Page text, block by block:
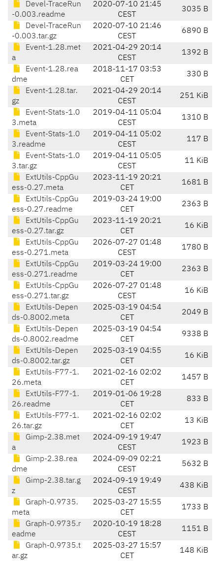
Devel-TraceRun
-0.003.readme
2020-07-10 21:45
CEST
3035 B
Devel-TraceRun
-0.003.tar.gz
2020-07-10 21:46
CEST
6890 B
Event-1.28.met
a
2021-04-29 20:14
CEST
1392 B
Event-1.28.rea
dme
2018-11-17 03:53
CET
330 B
Event-1.28.tar.
gz
2021-04-29 20:14
CEST
251 KiB
Event-Stats-1.0
3.meta
2019-04-11 05:04
CEST
1310 B
Event-Stats-1.0
3.readme
2019-04-11 05:02
CEST
117 B
Event-Stats-1.0
3.tar.gz
2019-04-11 05:05
CEST
11 KiB
ExtUtils-CppGu
ess-0.27.meta
2023-11-19 20:21
CET
1681 B
ExtUtils-CppGu
ess-0.27.readme
2019-03-24 19:00
CET
2363 B
ExtUtils-CppGu
ess-0.27.tar.gz
2023-11-19 20:21
CET
16 KiB
ExtUtils-CppGu
ess-0.271.meta
2026-07-27 01:48
CEST
1780 B
ExtUtils-CppGu
ess-0.271.readme
2019-03-24 19:00
CET
2363 B
ExtUtils-CppGu
ess-0.271.tar.gz
2026-07-27 01:48
CEST
16 KiB
ExtUtils-Depen
ds-0.8002.meta
2025-03-19 04:54
CET
2049 B
ExtUtils-Depen
ds-0.8002.readme
2025-03-19 04:54
CET
9338 B
ExtUtils-Depen
ds-0.8002.tar.gz
2025-03-19 04:55
CET
16 KiB
ExtUtils-F77-1.
26.meta
2021-02-16 02:02
CET
1457 B
ExtUtils-F77-1.
26.readme
2019-01-06 19:28
CET
833 B
ExtUtils-F77-1.
26.tar.gz
2021-02-16 02:02
CET
13 KiB
Gimp-2.38.met
a
2024-09-19 19:47
CEST
1923 B
Gimp-2.38.rea
dme
2024-09-09 02:21
CEST
5632 B
Gimp-2.38.tar.g
z
2024-09-19 19:49
CEST
438 KiB
Graph-0.9735.
meta
2025-03-27 15:55
CET
1733 B
Graph-0.9735.r
eadme
2020-10-19 18:28
CEST
1151 B
Graph-0.9735.t
ar.gz
2025-03-27 15:57
CET
148 KiB